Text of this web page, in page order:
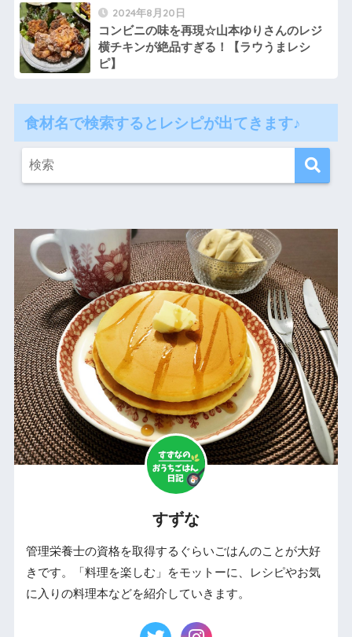
2024年8月20日
コンビニの味を再現☆山本ゆりさんのレジ
横チキンが絶品すぎる！【ラウうまレシ
ピ】
食材名で検索するとレシピが出てきます♪
すずな
管理栄養士の資格を取得するぐらいごはんのことが大好
きです。「料理を楽しむ」をモットーに、レシピやお気
に入りの料理本などを紹介していきます。